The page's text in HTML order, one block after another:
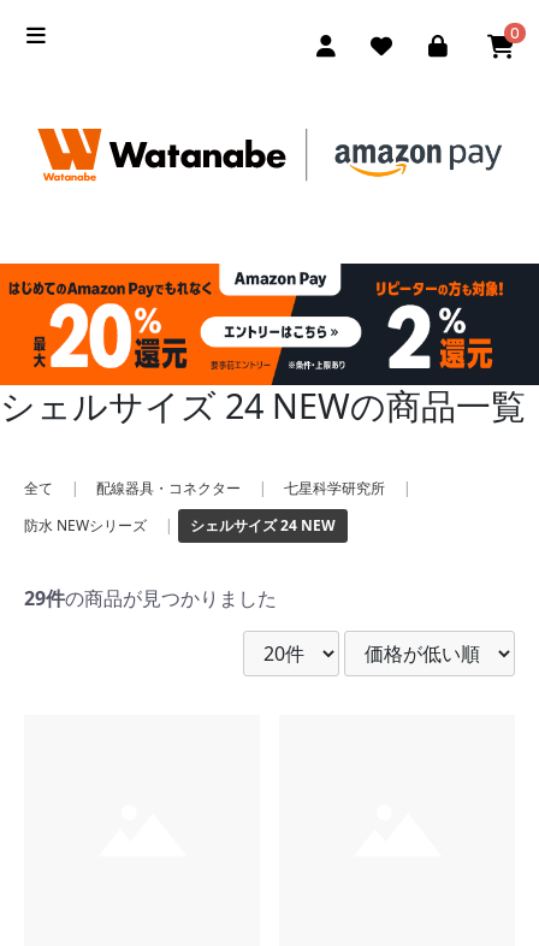
0
シェルサイズ 24 NEWの商品一覧
全て | 配線器具・コネクター | 七星科学研究所
|
防水 NEWシリーズ
| シェルサイズ 24 NEW
29件の商品が見つかりました